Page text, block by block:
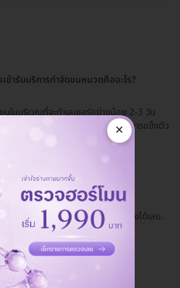
ข้ารับบริการกำจัดขนหนวดคืออะไร?
นในบริเวณที่จะทำเลเซอร์อย่างน้อย 2-3 วัน
าร และหากคุณมีการใช้ยาหรือยาลดการแข็งตัว
ษาแพทย์ก่อนทำ.
วยบัตรหลายใบได้หรือไม่?
ให้แอดมินจัดการแบ่งจ่าย สามารถแจ้งได้เลย.
หลังการทำคือเท่าไร?
×